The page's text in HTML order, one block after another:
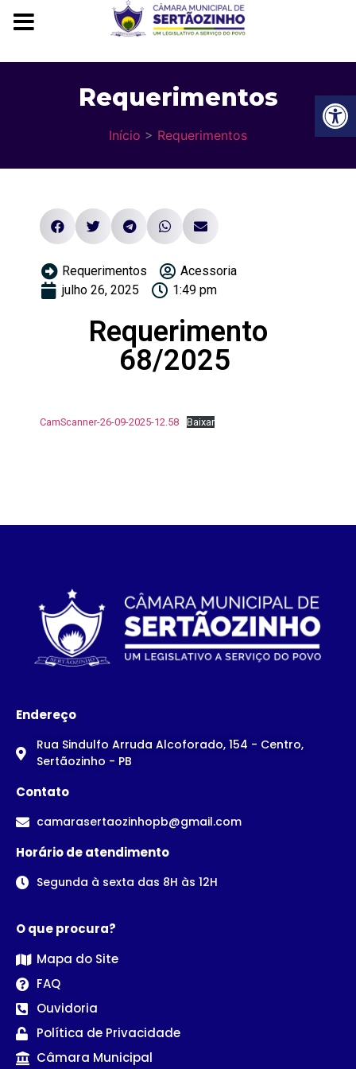
Requerimentos
Início > Requerimentos
Requerimentos
Acessoria
julho 26, 2025
1:49 pm
Requerimento
68/2025
CamScanner-26-09-2025-12.58 Baixar
Endereço
Rua Sindulfo Arruda Alcoforado, 154 - Centro,
Sertãozinho - PB
Contato
camarasertaozinhopb@gmail.com
Horário de atendimento
Segunda à sexta das 8H às 12H
O que procura?
Mapa do Site
FAQ
Ouvidoria
Política de Privacidade
Câmara Municipal